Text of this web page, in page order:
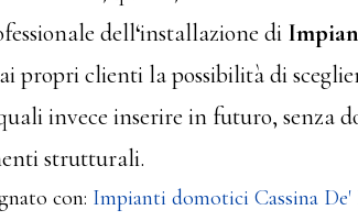
dell‘installazione di
propri clienti la possibilità di
invece inserire in futuro, senza
strutturali.
con: Impianti domotici Cassina De'